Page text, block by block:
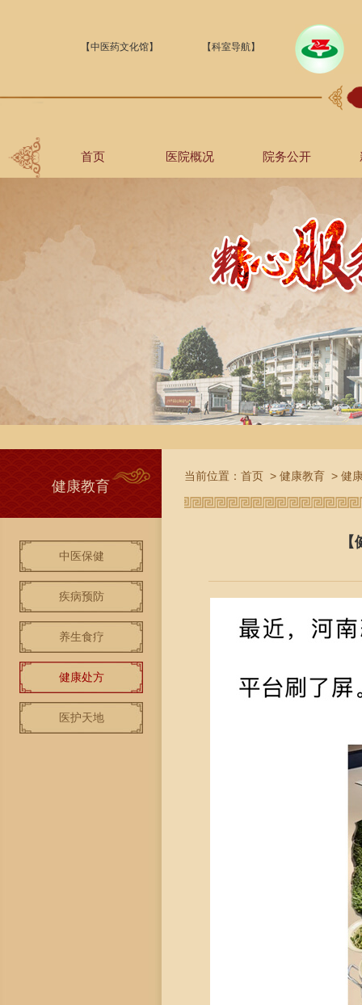
【中医药文化馆】 【科室导航】
首页 医院概况 院务公开
健康教育
中医保健
疾病预防
养生食疗
健康处方
医护天地
当前位置： 首页 > 健康教育 > 健